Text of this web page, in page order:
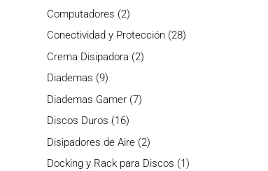
Computadores 22
productos
Conectividad y Protección 2828
Crema Disipadora 22
Diademas 99
productos
Diademas Gamer 77
Discos Duros 1616
productos
Disipadores de Aire 22
productos
Docking y Rack para Discos 11